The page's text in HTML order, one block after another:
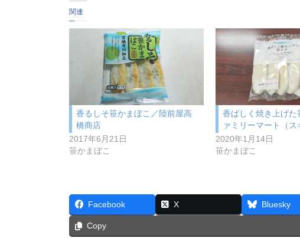
関連
香るしそ笹かまぼこ／陸前屋高
橋商店
2017年6月21日
笹かまぼこ
香ばしく焼き上げた
ァミリーマート（ス
2020年1月14日
笹かまぼこ
Facebook X Bluesky
Copy